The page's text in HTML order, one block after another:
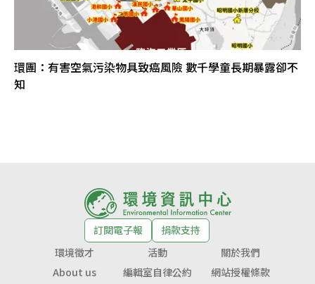
環團：有害空氣污染物具致癌風險 數千學童長期暴露卻不
知
訂閱電子報
捐款支持
環境徵才
活動
關於我們
About us
編輯室自律公約 網站授權條款